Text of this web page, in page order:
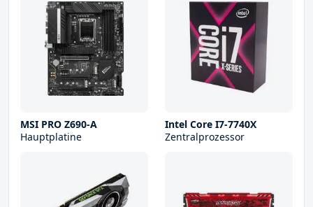
MSI PRO Z690-A
Hauptplatine
Intel Core I7-7740X
Zentralprozessor